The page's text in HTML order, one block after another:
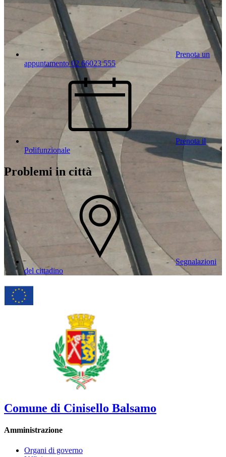
Prenota un
appuntamento 02 66023 555
Prenota il
Polifunzionale
Problemi in città
Segnalazioni
del cittadino
Comune di Cinisello Balsamo
Amministrazione
Organi di governo